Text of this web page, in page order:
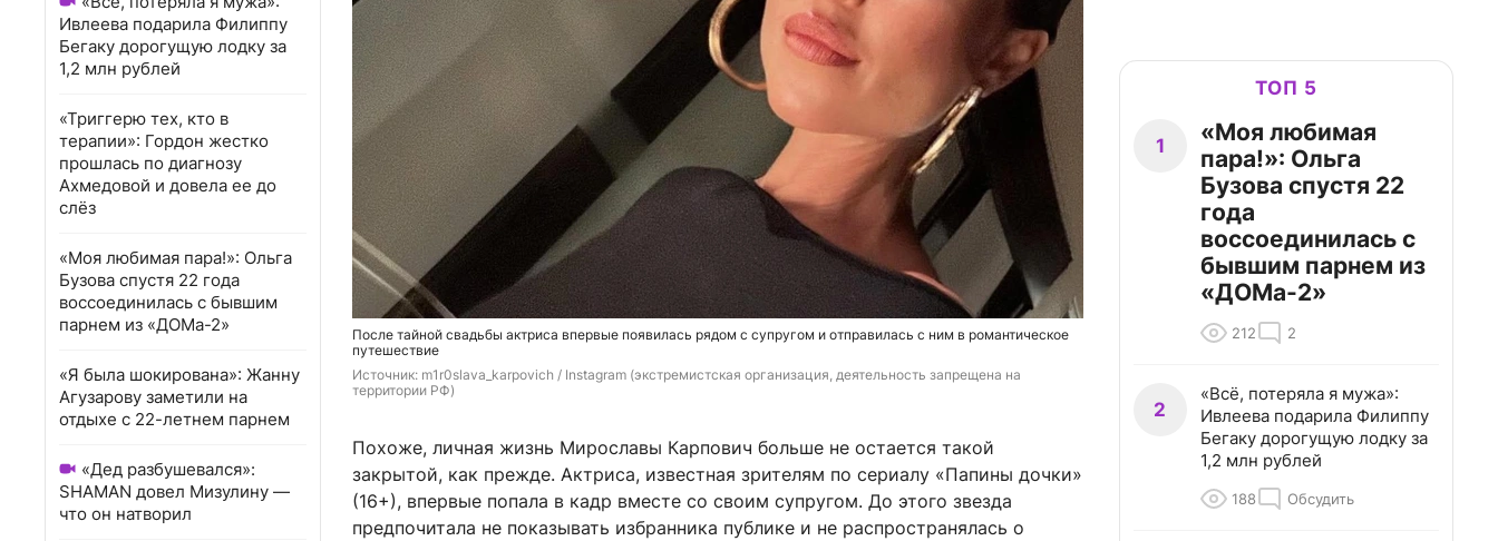
Ивлеева подарила Филиппу
Бегаку дорогущую лодку за
1,2 млн рублей
«Триггерю тех, кто в
терапии»: Гордон жестко
прошлась по диагнозу
Ахмедовой и довела ее до
слёз
«Моя любимая пара!»: Ольга
Бузова спустя 22 года
воссоединилась с бывшим
парнем из «ДОМа-2»
«Я была шокирована»: Жанну
Агузарову заметили на
отдыхе с 22-летнем парнем
«Дед разбушевался»:
SHAMAN довел Мизулину —
что он натворил
После тайной свадьбы актриса впервые появилась рядом с супругом и отправилась с ним в романтическое
путешествие
Источник: m1r0slava_karpovich / Instagram (экстремистская организация, деятельность запрещена на
территории РФ)
Похоже, личная жизнь Мирославы Карпович больше не остается такой
закрытой, как прежде. Актриса, известная зрителям по сериалу «Папины дочки»
(16+), впервые попала в кадр вместе со своим супругом. До этого звезда
предпочитала не показывать избранника публике и не распространялась о
ТОП 5
1
«Моя любимая
пара!»: Ольга
Бузова спустя 22
года
воссоединилась с
бывшим парнем из
«ДОМа-2»
212 2
2
«Всё, потеряла я мужа»:
Ивлеева подарила Филиппу
Бегаку дорогущую лодку за
1,2 млн рублей
188 Обсудить